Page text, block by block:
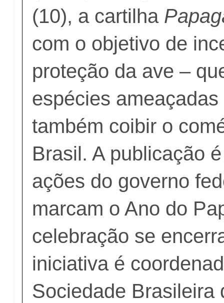
(10), a cartilha
com o objetivo de
proteção da ave –
espécies
também coibir o
Brasil. A publicação
ações do governo
marcam o Ano do
celebração se
iniciativa é
Sociedade Brasileira